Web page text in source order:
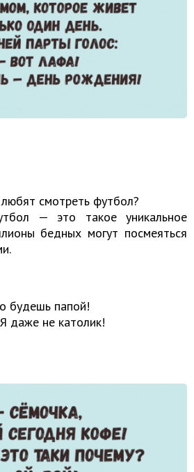
смотреть футбол?
— это такое уникальное
бедных могут посмеяться
будешь папой!
даже не католик!